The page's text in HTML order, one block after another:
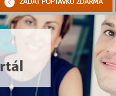
ZADAT POPTÁVKU ZDARMA